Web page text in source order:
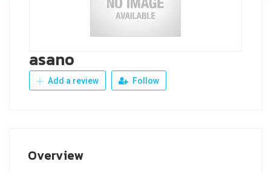
asano
Add a review Follow
Overview